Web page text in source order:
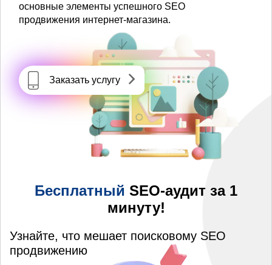
основные элементы успешного SEO
продвижения интернет-магазина.
Заказать услугу
Бесплатный SEO-аудит за 1
минуту!
Узнайте, что мешает поисковому SEO
продвижению